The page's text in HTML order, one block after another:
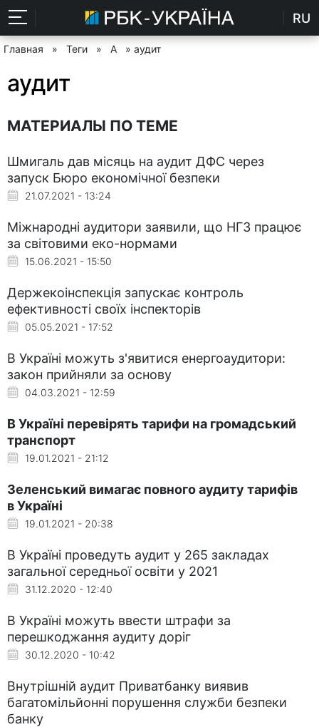
RU
Главная » Теги » А » аудит
аудит
МАТЕРИАЛЫ ПО ТЕМЕ
Шмигаль дав місяць на аудит ДФС через
запуск Бюро економічної безпеки
21.07.2021 - 13:24
Міжнародні аудитори заявили, що НГЗ працює
за світовими еко-нормами
15.06.2021 - 15:50
Держекоінспекція запускає контроль
ефективності своїх інспекторів
05.05.2021 - 17:52
В Україні можуть з'явитися енергоаудитори:
закон прийняли за основу
04.03.2021 - 12:59
В Україні перевірять тарифи на громадський
транспорт
19.01.2021 - 21:12
Зеленський вимагає повного аудиту тарифів
в Україні
19.01.2021 - 20:38
В Україні проведуть аудит у 265 закладах
загальної середньої освіти у 2021
31.12.2020 - 12:40
В Україні можуть ввести штрафи за
перешкоджання аудиту доріг
30.12.2020 - 10:42
Внутрішній аудит Приватбанку виявив
багатомільйонні порушення служби безпеки
банку